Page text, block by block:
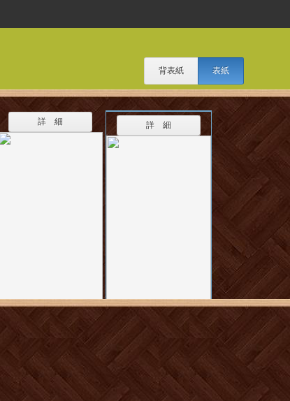
背表紙 表紙
詳 細 詳 細